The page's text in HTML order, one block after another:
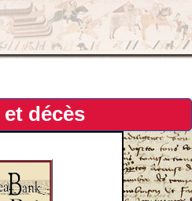
décès